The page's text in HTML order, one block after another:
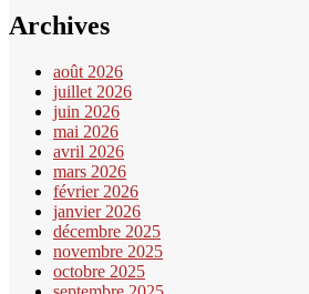
Archives
août 2026
juillet 2026
juin 2026
mai 2026
avril 2026
mars 2026
février 2026
janvier 2026
décembre 2025
novembre 2025
octobre 2025